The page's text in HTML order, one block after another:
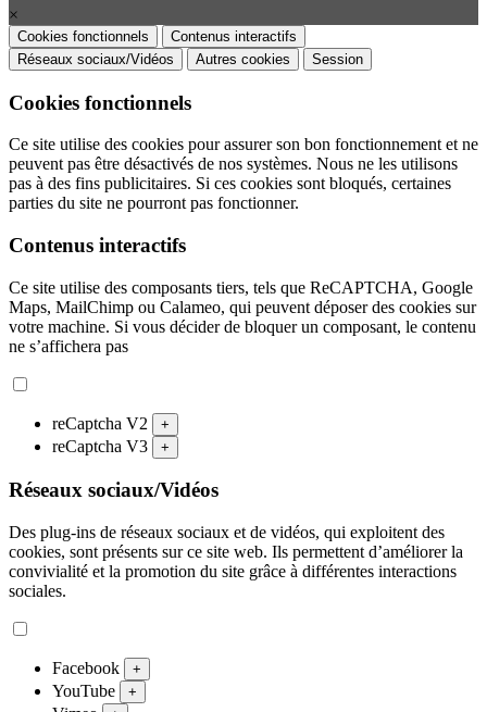
×
Cookies fonctionnels
Contenus interactifs
Réseaux sociaux/Vidéos
Autres cookies Session
Cookies fonctionnels
Ce site utilise des cookies pour assurer son bon fonctionnement et ne
peuvent pas être désactivés de nos systèmes. Nous ne les utilisons
pas à des fins publicitaires. Si ces cookies sont bloqués, certaines
parties du site ne pourront pas fonctionner.
Contenus interactifs
Ce site utilise des composants tiers, tels que ReCAPTCHA, Google
Maps, MailChimp ou Calameo, qui peuvent déposer des cookies sur
votre machine. Si vous décider de bloquer un composant, le contenu
ne s’affichera pas
reCaptcha V2 +
reCaptcha V3 +
Réseaux sociaux/Vidéos
Des plug-ins de réseaux sociaux et de vidéos, qui exploitent des
cookies, sont présents sur ce site web. Ils permettent d’améliorer la
convivialité et la promotion du site grâce à différentes interactions
sociales.
Facebook +
YouTube +